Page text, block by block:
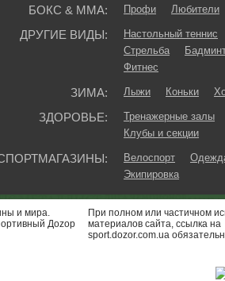
БОКС & ММА: Профи Любители
ДРУГИЕ ВИДЫ:
Настольный теннис
Стрельба
Фитнес
ЗИМА: Лыжи Коньки
ЗДОРОВЬЕ:
Тренажерные залы
Клубы и секции
Велоспорт
Экипировка
и мира.
Доzор
При полном или частичном
материалов сайта, ссылка на
sport.dozor.com.ua